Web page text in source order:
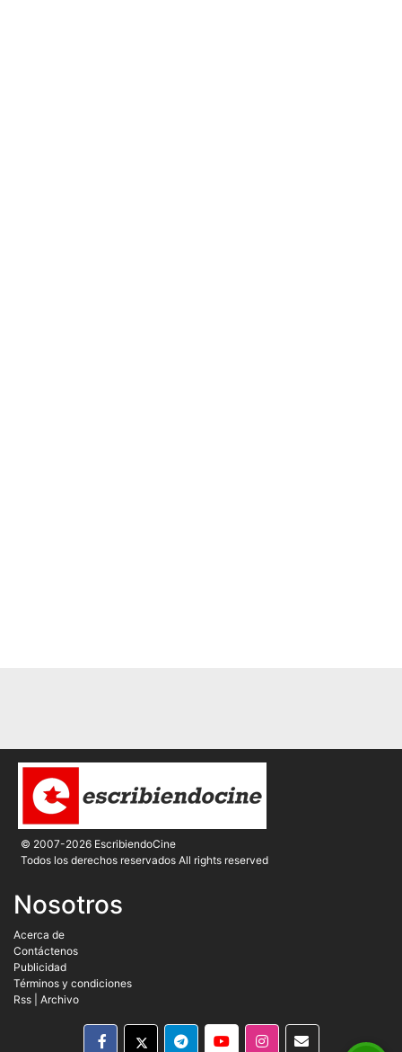
© 2007-2026 EscribiendoCine
Todos los derechos reservados All rights reserved
Nosotros
Acerca de
Contáctenos
Publicidad
Términos y condiciones
Rss
Archivo